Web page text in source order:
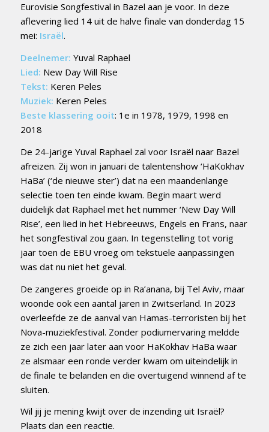
Eurovisie Songfestival in Bazel aan je voor. In deze
aflevering lied 14 uit de halve finale van donderdag 15
mei: Israël.
Deelnemer: Yuval Raphael
Lied: New Day Will Rise
Tekst: Keren Peles
Muziek: Keren Peles
Beste klassering ooit: 1e in 1978, 1979, 1998 en
2018
De 24-jarige Yuval Raphael zal voor Israël naar Bazel
afreizen. Zij won in januari de talentenshow ‘HaKokhav
HaBa’ (‘de nieuwe ster’) dat na een maandenlange
selectie toen ten einde kwam. Begin maart werd
duidelijk dat Raphael met het nummer ‘New Day Will
Rise’, een lied in het Hebreeuws, Engels en Frans, naar
het songfestival zou gaan. In tegenstelling tot vorig
jaar toen de EBU vroeg om tekstuele aanpassingen
was dat nu niet het geval.
De zangeres groeide op in Ra’anana, bij Tel Aviv, maar
woonde ook een aantal jaren in Zwitserland. In 2023
overleefde ze de aanval van Hamas-terroristen bij het
Nova-muziekfestival. Zonder podiumervaring meldde
ze zich een jaar later aan voor HaKokhav HaBa waar
ze alsmaar een ronde verder kwam om uiteindelijk in
de finale te belanden en die overtuigend winnend af te
sluiten.
Wil jij je mening kwijt over de inzending uit Israël?
Plaats dan een reactie.